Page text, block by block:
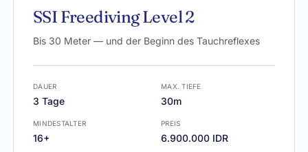
SSI Freediving Level 2
Bis 30 Meter — und der Beginn des Tauchreflexes
DAUER
3 Tage
MAX. TIEFE
30m
MINDESTALTER
16+
PREIS
6.900.000 IDR